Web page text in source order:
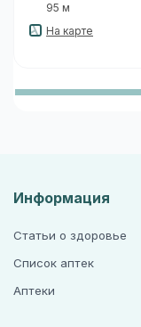
95 м
На карте
Информация
Статьи о здоровье
Список аптек
Аптеки